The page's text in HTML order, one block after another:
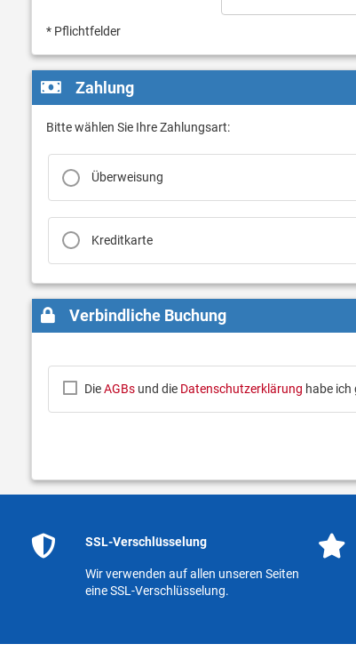
* Pflichtfelder
Zahlung
Bitte wählen Sie Ihre Zahlungsart:
Überweisung
Kreditkarte
Verbindliche Buchung
DieAGBsund die Datenschutzerklärung habe ich
SSL-Verschlüsselung
Wir verwenden auf allen unseren Seiten
eine SSL-Verschlüsselung.